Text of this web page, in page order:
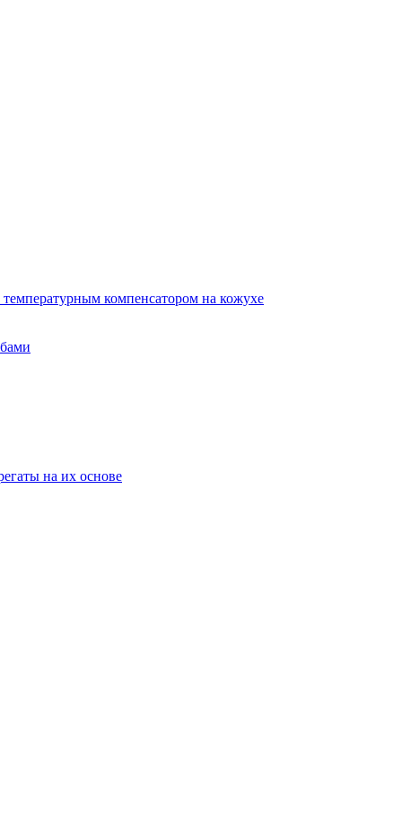
компенсатором на кожухе
на их основе